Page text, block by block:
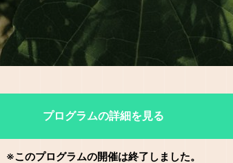
プログラムの詳細を見る
※このプログラムの開催は終了しました。